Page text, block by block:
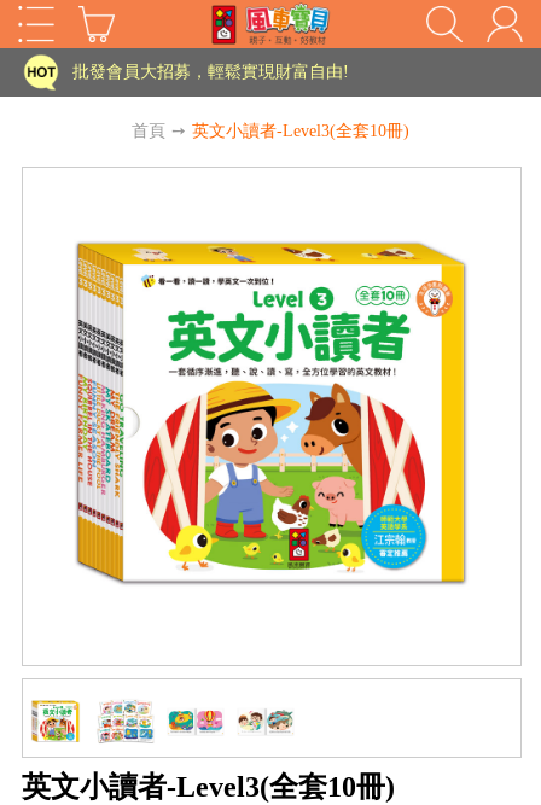
批發會員大招募，輕鬆實現財富自由!
老師您好!!幼教會員火熱招募中~
海外購物免煩惱！點我查看『海外購物流程說明』
批發會員大招募，輕鬆實現財富自由!
老師您好!!幼教會員火熱招募中~
海外購物免煩惱！點我查看『海外購物流程說明』
首頁 ➙ 英文小讀者-Level3(全套10冊)
英文小讀者-Level3(全套10冊)